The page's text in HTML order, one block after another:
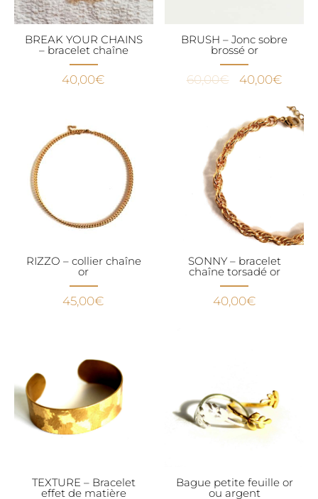
BREAK YOUR CHAINS
– bracelet chaîne
40,00€
BRUSH – Jonc sobre
brossé or
60,00€
Le
initial
était :
40,00€Le
actuel
est :
RIZZO – collier chaîne
or
45,00€
SONNY – bracelet
chaîne torsadé or
40,00€
TEXTURE – Bracelet
effet de matière
Bague petite feuille or
ou argent